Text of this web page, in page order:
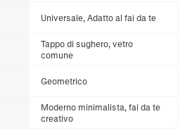
Universale, Adatto al fai da te
Tappo di sughero, vetro
comune
Geometrico
Moderno minimalista, fai da te
creativo